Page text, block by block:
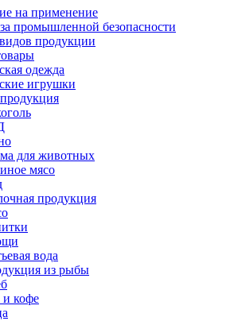
на применение
промышленной безопасности
продукции
одежда
игрушки
для животных
мясо
продукция
вода
из рыбы
и кофе